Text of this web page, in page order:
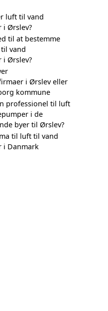
luft til vand
i Ørslev?
til at bestemme
vand
i Ørslev?
i Ørslev eller
kommune
professionel til luft
i de
byer til Ørslev?
til luft til vand
i Danmark